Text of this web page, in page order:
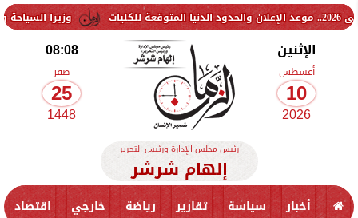
وزيرا السياحة والآثار
الإثنين
أغسطس
10
2026
08:08
صفر
25
1448
رئيس مجلس الإدارة ورئيس التحرير
إلهام شرشر
أخبار سياسة تقارير رياضة خارجي اقتصاد